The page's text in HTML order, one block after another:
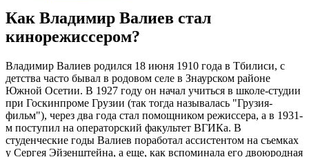
Как Владимир Валиев стал
кинорежиссером?
Владимир Валиев родился 18 июня 1910 года в Тбилиси, с
детства часто бывал в родовом селе в Знаурском районе
Южной Осетии. В 1927 году он начал учиться в школе-студии
при Госкинпроме Грузии (так тогда называлась "Грузия-
фильм"), через два года стал помощником режиссера, а в 1931-
м поступил на операторский факультет ВГИКа. В
студенческие годы Валиев поработал ассистентом на съемках
у Сергея Эйзенштейна, а еще, как вспоминала его двоюродная